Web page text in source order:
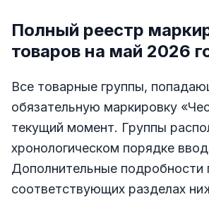
Полный реестр
товаров на май 2026
Все товарные группы,
обязательную маркировку
текущий момент. Группы
хронологическом порядке
Дополнительные подробности
соответствующих разделах